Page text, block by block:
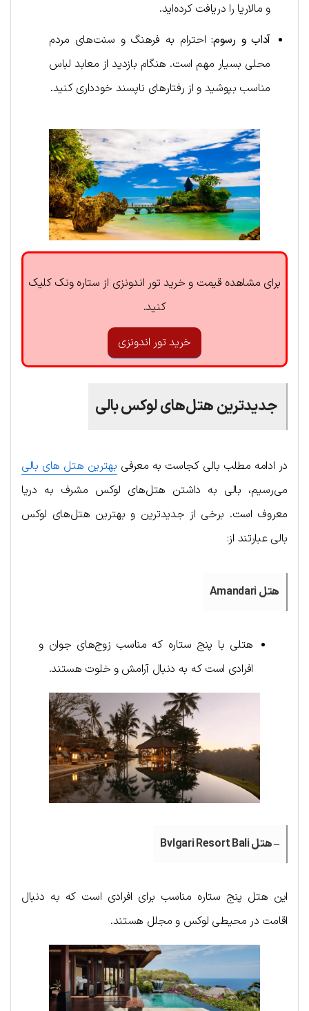
و مالاریا را دریافت کرده‌اید.
آداب و رسوم:احترام به فرهنگ و سنت‌های مردم
محلی بسیار مهم است. هنگام بازدید از معابد لباس
مناسب بپوشید و از رفتارهای ناپسند خودداری کنید.
برای مشاهده قیمت و خرید تور اندونزی از ستاره ونک کلیک
کنید.
خرید تور اندونزی
جدیدترین هتل‌های لوکس بالی
در ادامه مطلب بالی کجاست به معرفی بهترین هتل های بالی
می‌رسیم، بالی به داشتن هتل‌های لوکس مشرف به دریا
معروف است. برخی از جدیدترین و بهترین هتل‌های لوکس
بالی عبارتند از:
هتل Amandari
هتلی با پنج ستاره که مناسب زوج‌های جوان و
افرادی است که به دنبال آرامش و خلوت هستند.
– هتل Bvlgari Resort Bali
این هتل پنج ستاره مناسب برای افرادی است که به دنبال
اقامت در محیطی لوکس و مجلل هستند.